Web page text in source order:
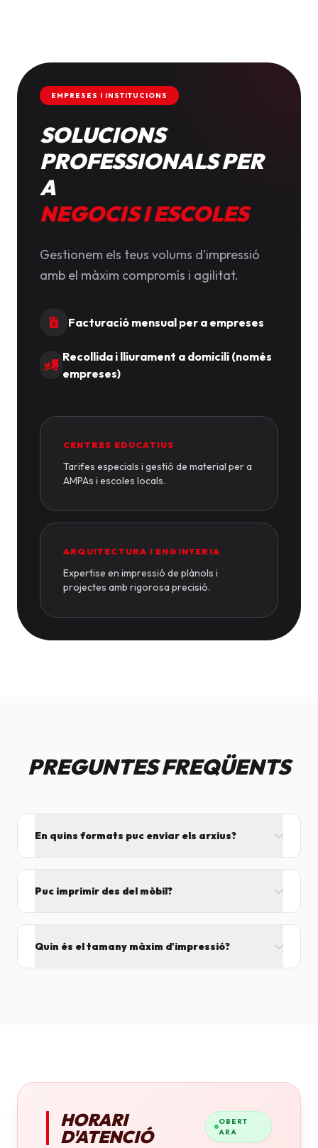
EMPRESES I INSTITUCIONS
SOLUCIONS
PROFESSIONALS PER
A
NEGOCIS I ESCOLES
Gestionem els teus volums d'impressió
amb el màxim compromís i agilitat.
Facturació mensual per a empreses
Recollida i lliurament a domicili (només
empreses)
CENTRES EDUCATIUS
Tarifes especials i gestió de material per a
AMPAs i escoles locals.
ARQUITECTURA I ENGINYERIA
Expertise en impressió de plànols i
projectes amb rigorosa precisió.
PREGUNTES FREQÜENTS
En quins formats puc enviar els arxius?
Word i Excel.
Puc imprimir des del mòbil?
Quin és el tamany màxim d'impressió?
HORARI
D'ATENCIÓ
OBERT
ARA